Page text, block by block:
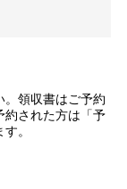
。領収書はご予約
約された方は「予
。